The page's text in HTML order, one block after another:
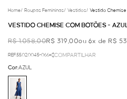
Home/ Roupas Femininas/ Vestidos/ Vestido Chemise
VESTIDO CHEMISE COM BOTÕES -
R$ 1.058,00R$ 319,00ou 6x de R$
REF.55.02.0045-066 COMPARTILHAR
Cor:AZUL